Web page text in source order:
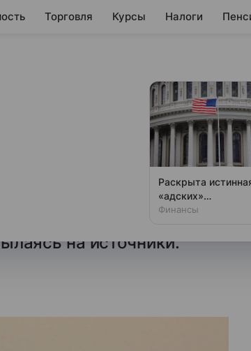
Торговля Курсы Налоги
транзит»
и газа через Ормузский
на источники.
Раскрыта
«адских»
антироссийских
Финансы